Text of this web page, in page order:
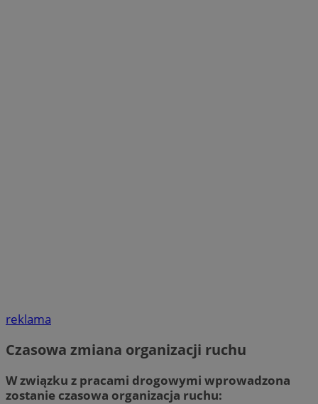
reklama
Czasowa zmiana organizacji ruchu
W związku z pracami drogowymi wprowadzona
zostanie czasowa organizacja ruchu: